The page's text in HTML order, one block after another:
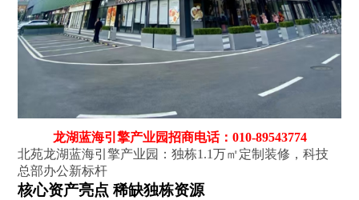
龙湖蓝海引擎产业园招商电话：010-89543774
北苑龙湖蓝海引擎产业园：独栋1.1万㎡定制装修，科技
总部办公新标杆
核心资产亮点‌ 稀缺独栋资源‌